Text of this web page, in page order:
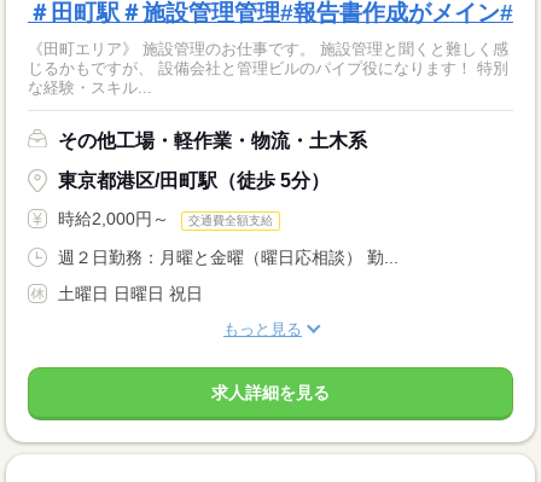
＃田町駅＃施設管理管理#報告書作成がメイン#
《田町エリア》 施設管理のお仕事です。 施設管理と聞くと難しく感
じるかもですが、 設備会社と管理ビルのパイプ役になります！ 特別
な経験・スキル...
その他工場・軽作業・物流・土木系
東京都港区/田町駅（徒歩 5分）
時給2,000円～ 交通費全額支給
週２日勤務：月曜と金曜（曜日応相談） 勤...
土曜日 日曜日 祝日
もっと見る
求人詳細を見る